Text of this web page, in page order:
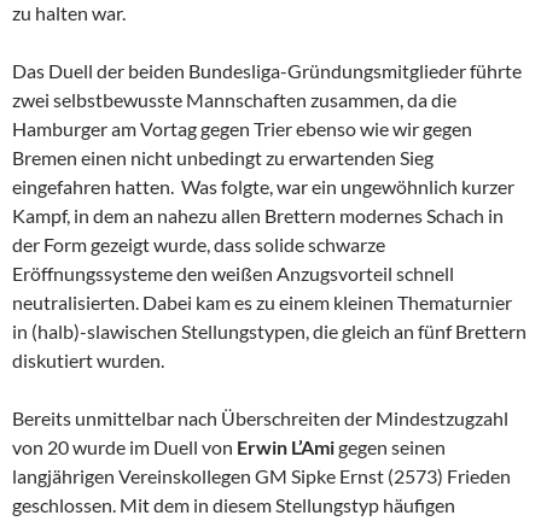
zu halten war.
Das Duell der beiden Bundesliga-Gründungsmitglieder führte
zwei selbstbewusste Mannschaften zusammen, da die
Hamburger am Vortag gegen Trier ebenso wie wir gegen
Bremen einen nicht unbedingt zu erwartenden Sieg
eingefahren hatten. Was folgte, war ein ungewöhnlich kurzer
Kampf, in dem an nahezu allen Brettern modernes Schach in
der Form gezeigt wurde, dass solide schwarze
Eröffnungssysteme den weißen Anzugsvorteil schnell
neutralisierten. Dabei kam es zu einem kleinen Thematurnier
in (halb)-slawischen Stellungstypen, die gleich an fünf Brettern
diskutiert wurden.
Bereits unmittelbar nach Überschreiten der Mindestzugzahl
von 20 wurde im Duell von Erwin L’Amigegen seinen
langjährigen Vereinskollegen GM Sipke Ernst (2573) Frieden
geschlossen. Mit dem in diesem Stellungstyp häufigen